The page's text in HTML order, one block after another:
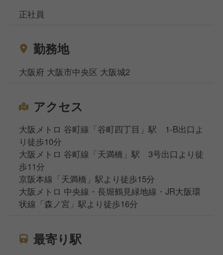
正社員
勤務地
大阪府 大阪市中央区 大阪城2
アクセス
大阪メトロ 谷町線「谷町四丁目」駅 1-B出口よ
り徒歩10分
大阪メトロ 谷町線「天満橋」駅 3号出口より徒
歩11分
京阪本線「天満橋」駅より徒歩15分
大阪メトロ 中央線・長堀鶴見緑地線・JR大阪環
状線「森ノ宮」駅より徒歩16分
最寄り駅